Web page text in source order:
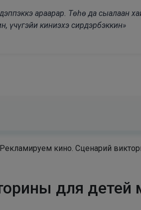
араарар. Төһө да сыалаан
үчүгэйи киниэхэ сирдэрбэккин»
Рекламируем кино. Сценарий
для